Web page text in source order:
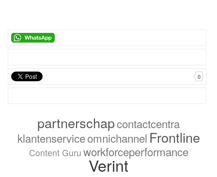
0
partnerschapcontactcentra
klantenserviceomnichannel Frontline
Content Guru workforceperformance
Verint